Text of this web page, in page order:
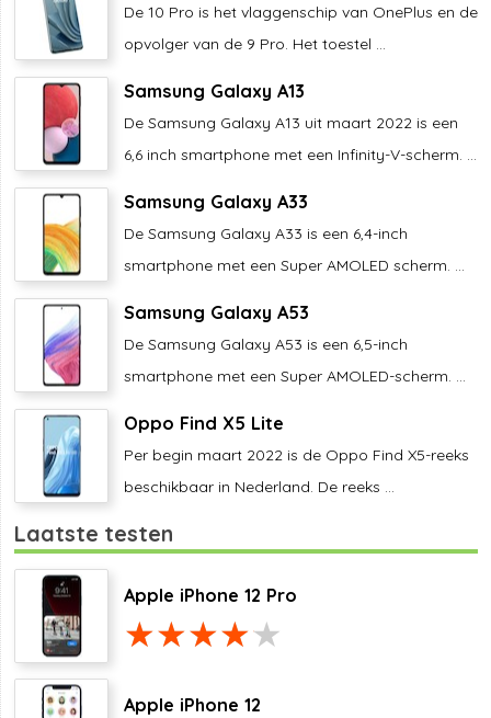
De 10 Pro is het vlaggenschip van OnePlus en de
opvolger van de 9 Pro. Het toestel ...
Samsung Galaxy A13
De Samsung Galaxy A13 uit maart 2022 is een
6,6 inch smartphone met een Infinity-V-scherm. ...
Samsung Galaxy A33
De Samsung Galaxy A33 is een 6,4-inch
smartphone met een Super AMOLED scherm. ...
Samsung Galaxy A53
De Samsung Galaxy A53 is een 6,5-inch
smartphone met een Super AMOLED-scherm. ...
Oppo Find X5 Lite
Per begin maart 2022 is de Oppo Find X5-reeks
beschikbaar in Nederland. De reeks ...
Laatste testen
Apple iPhone 12 Pro
Apple iPhone 12